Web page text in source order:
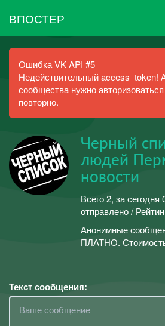
ВПОСТЕР
Ошибка VK API #5
Недействительный access_token!
сообщества нужно
повторно.
Черный
людей
новости
Всего 2, за
отправлено /
Анонимные
ПЛАТНО.
Текст сообщения: